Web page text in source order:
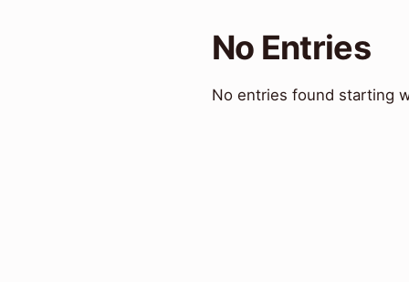
No Entries
No entries found starting